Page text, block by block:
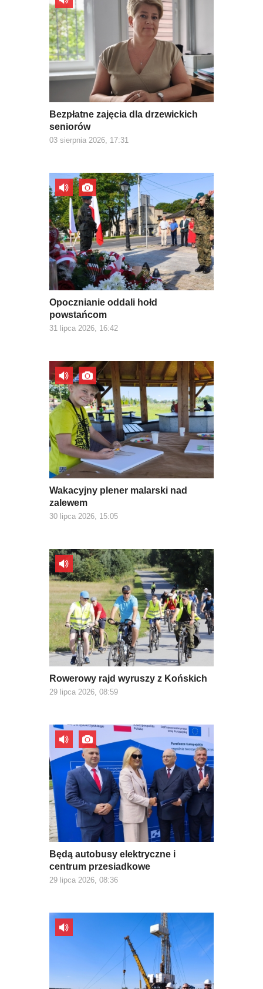
Bezpłatne zajęcia dla drzewickich
seniorów
03 sierpnia 2026, 17:31
Opocznianie oddali hołd
powstańcom
31 lipca 2026, 16:42
Wakacyjny plener malarski nad
zalewem
30 lipca 2026, 15:05
Rowerowy rajd wyruszy z Końskich
29 lipca 2026, 08:59
Będą autobusy elektryczne i
centrum przesiadkowe
29 lipca 2026, 08:36